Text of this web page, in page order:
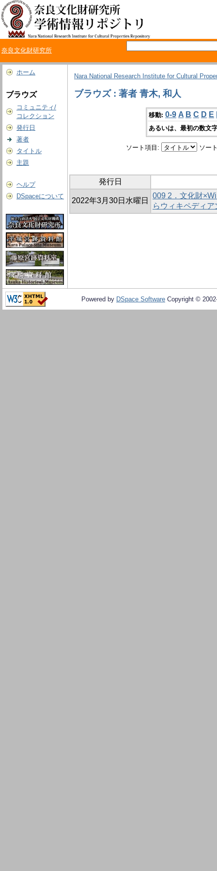
奈良文化財研究所
ホーム
ブラウズ
コミュニティ/
コレクション
発行日
著者
タイトル
主題
ヘルプ
DSpaceについて
Nara National Research Institute for Cultural
ブラウズ : 著者 青木, 和人
移動: 0-9 A B C D E
あるいは、最初の数文
ソート項目: ソー
発行日
2022年3月30日水曜日
009 2．文化財
らウィキペディア
Powered by DSpace Software Copyright ©